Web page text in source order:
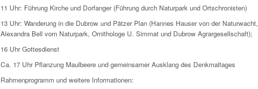
11 Uhr: Führung Kirche und Dorfanger (Führung durch Naturpark und Ortschronisten)
13 Uhr: Wanderung in die Dubrow und Pätzer Plan (Hannes Hauser von der Naturwacht,
Alexandra Bell vom Naturpark, Ornithologe U. Simmat und Dubrow Agrargesellschaft);
16 Uhr Gottesdienst
Ca. 17 Uhr Pflanzung Maulbeere und gemeinsamer Ausklang des Denkmaltages
Rahmenprogramm und weitere Informationen: